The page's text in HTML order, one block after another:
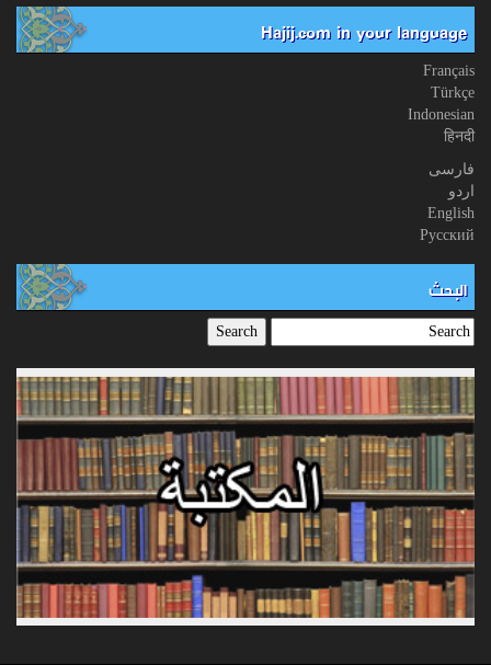
Hajij.com in your language
Français
Türkçe
Indonesian
हिनदी
فارسی
اردو
English
Русский
البحث